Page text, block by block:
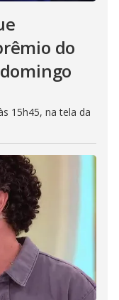
do
15h45, na tela da